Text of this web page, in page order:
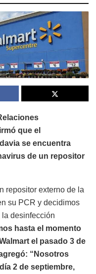
que el
se encuentra
de un repositor
repositor externo de la
su PCR y decidimos
la desinfección
hasta el momento
el pasado 3 de
“Nosotros
2 de septiembre,